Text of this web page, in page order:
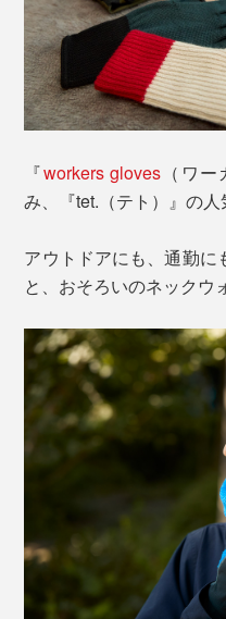
『workers gloves （ワ
み、『tet.（テト）』の人
アウトドアにも、通勤に
と、おそろいのネックウ